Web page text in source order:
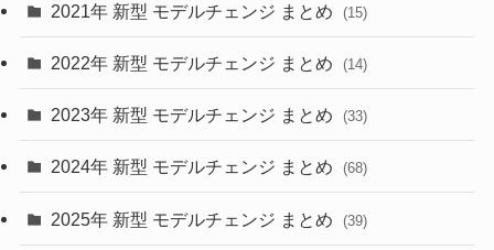
(10)
(9)
(22)
(4)
(9)
2021年 新型 モデルチェンジ まとめ (15)
2022年 新型 モデルチェンジ まとめ (14)
2023年 新型 モデルチェンジ まとめ (33)
2024年 新型 モデルチェンジ まとめ (68)
2025年 新型 モデルチェンジ まとめ (39)